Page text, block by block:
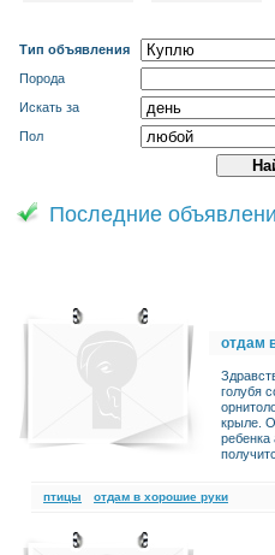
Тип объявления
Порода
Искать за
Пол
Последние
отдам
голубя
крыле.
ребенка
птицы отдам в хорошие руки